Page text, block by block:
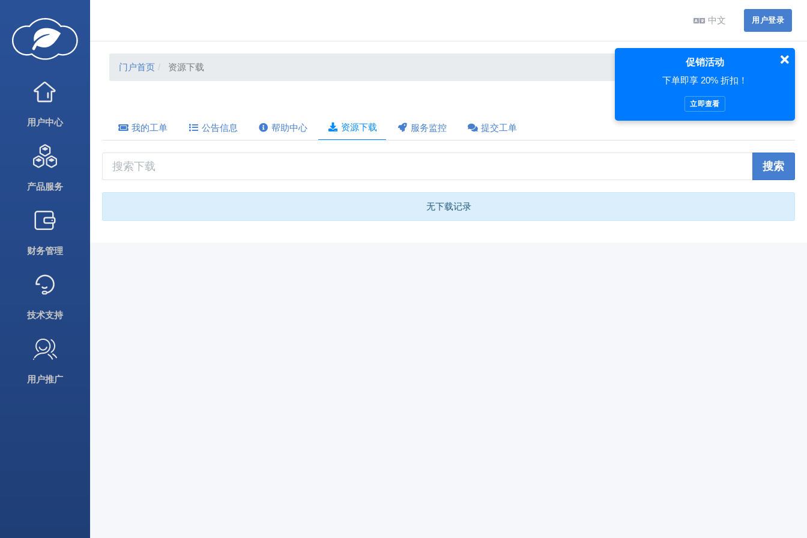
用户中心
产品服务
财务管理
技术支持
用户推广
中文 用户登录
门户首页 资源下载
我的工单 公告信息 帮助中心 资源下载 服务监控 提交工单
搜索
无下载记录
促销活动
下单即享 20% 折扣！
立即查看